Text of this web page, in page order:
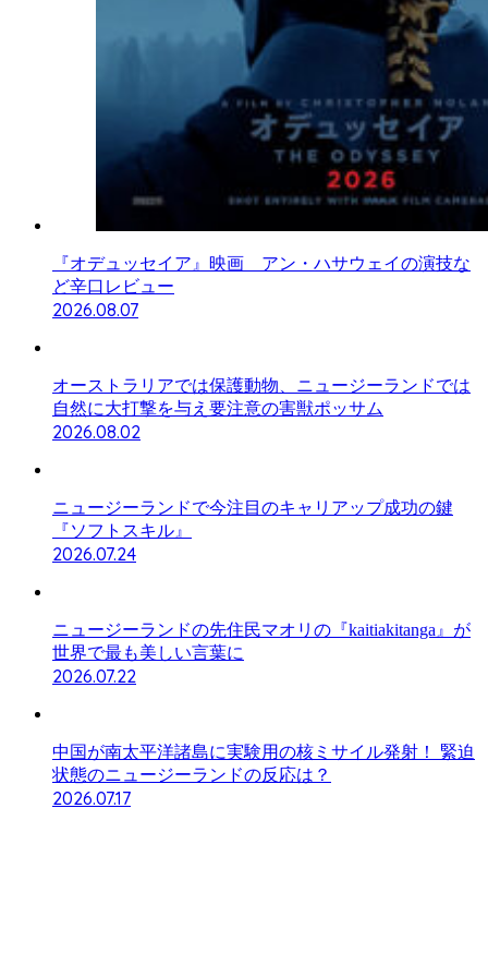
『オデュッセイア』映画 アン・ハサウェイの演技な
ど辛口レビュー
2026.08.07
オーストラリアでは保護動物、ニュージーランドでは
自然に大打撃を与え要注意の害獣ポッサム
2026.08.02
ニュージーランドで今注目のキャリアップ成功の鍵
『ソフトスキル』
2026.07.24
ニュージーランドの先住民マオリの『kaitiakitanga』が
世界で最も美しい言葉に
2026.07.22
中国が南太平洋諸島に実験用の核ミサイル発射！ 緊迫
状態のニュージーランドの反応は？
2026.07.17